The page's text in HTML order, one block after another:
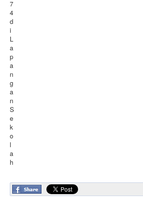
7
4
d
i
L
a
p
a
n
g
a
n
S
e
k
o
l
a
h